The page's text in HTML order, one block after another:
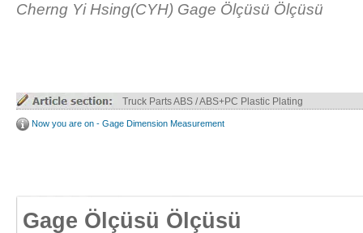
Cherng Yi Hsing(CYH) Gage Ölçüsü Ölçüsü
Truck Parts ABS / ABS+PC Plastic Plating
Now you are on - Gage Dimension Measurement
Gage Ölçüsü Ölçüsü